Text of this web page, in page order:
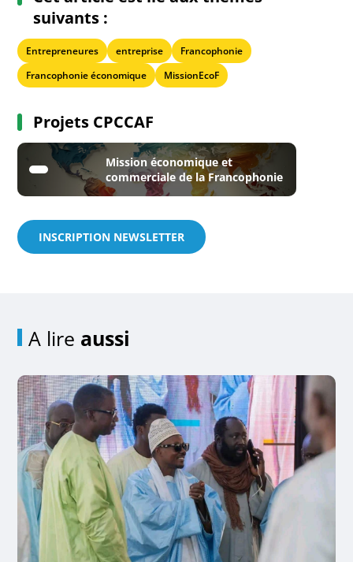
suivants :
Entrepreneures entreprise
Francophonie
Francophonie économique
MissionEcoF
Projets CPCCAF
Mission économique et
commerciale de la Francophonie
INSCRIPTION NEWSLETTER
A lire aussi